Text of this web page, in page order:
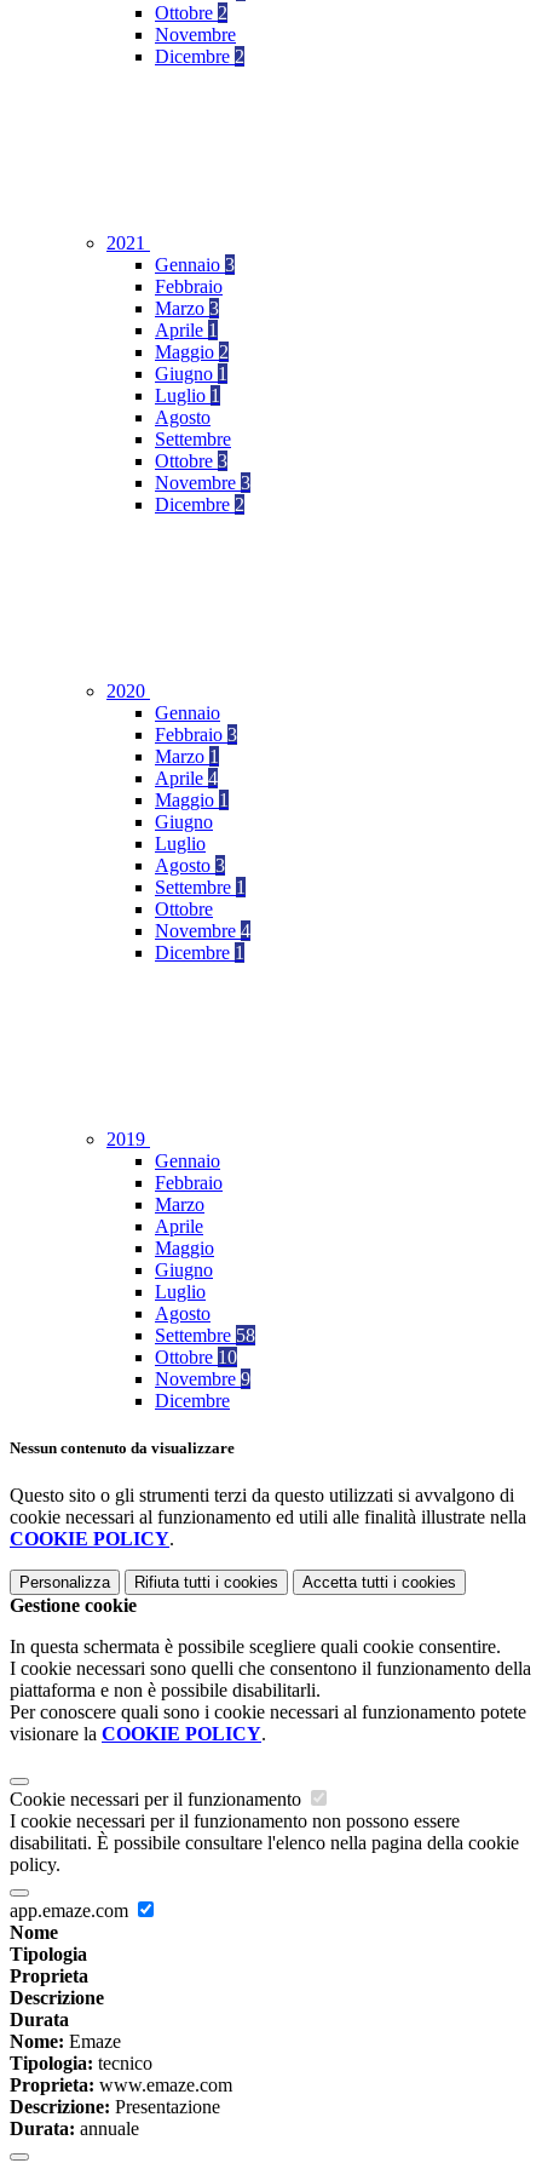
Ottobre 2
Novembre
Dicembre 2
2021
Gennaio 3
Febbraio
Marzo 3
Aprile 1
Maggio 2
Giugno 1
Luglio 1
Agosto
Settembre
Ottobre 3
Novembre 3
Dicembre 2
2020
Gennaio
Febbraio 3
Marzo 1
Aprile 4
Maggio 1
Giugno
Luglio
Agosto 3
Settembre 1
Ottobre
Novembre 4
Dicembre 1
2019
Gennaio
Febbraio
Marzo
Aprile
Maggio
Giugno
Luglio
Agosto
Settembre 58
Ottobre 10
Novembre 9
Dicembre
Nessun contenuto da visualizzare
Questo sito o gli strumenti terzi da questo utilizzati si avvalgono di
cookie necessari al funzionamento ed utili alle finalità illustrate nella
COOKIE POLICY.
Personalizza Rifiuta tutti i cookies Accetta tutti i cookies
Gestione cookie
In questa schermata è possibile scegliere quali cookie consentire.
I cookie necessari sono quelli che consentono il funzionamento della
piattaforma e non è possibile disabilitarli.
Per conoscere quali sono i cookie necessari al funzionamento potete
visionare la COOKIE POLICY.
Cookie necessari per il funzionamento
I cookie necessari per il funzionamento non possono essere
disabilitati. È possibile consultare l'elenco nella pagina della cookie
policy.
app.emaze.com
Nome
Tipologia
Proprieta
Descrizione
Durata
Nome: Emaze
Tipologia: tecnico
Proprieta: www.emaze.com
Descrizione: Presentazione
Durata: annuale